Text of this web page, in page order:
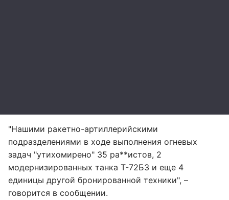
"Нашими ракетно-артиллерийскими
подразделениями в ходе выполнения огневых
задач "утихомирено" 35 ра**истов, 2
модернизированных танка Т-72Б3 и еще 4
единицы другой бронированной техники", –
говорится в сообщении.